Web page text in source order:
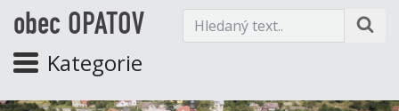
obec OPATOV
Kategorie